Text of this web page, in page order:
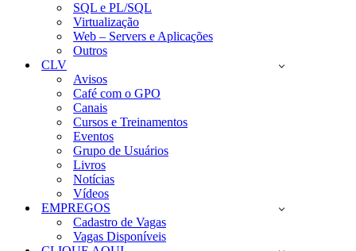
SQL e PL/SQL
Virtualização
Web – Servers e Aplicações
Outros
CLV
Avisos
Café com o GPO
Canais
Cursos e Treinamentos
Eventos
Grupo de Usuários
Livros
Notícias
Vídeos
EMPREGOS
Cadastro de Vagas
Vagas Disponíveis